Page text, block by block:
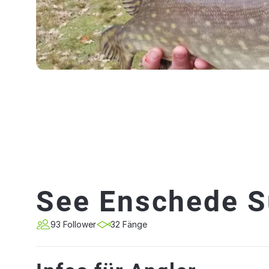
See Enschede
93 Follower 32 Fänge